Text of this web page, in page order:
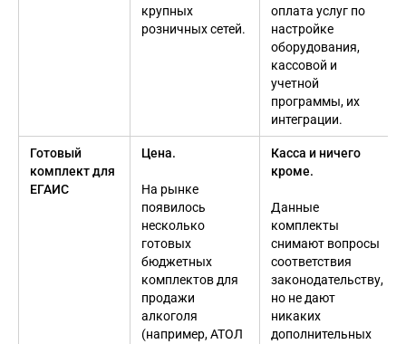
крупных
розничных сетей.
оплата услуг по
настройке
оборудования,
кассовой и
учетной
программы, их
интеграции.
Готовый
комплект для
ЕГАИС
Цена.
На рынке
появилось
несколько
готовых
бюджетных
комплектов для
продажи
алкоголя
(например, АТОЛ
Касса и ничего
кроме.
Данные
комплекты
снимают вопросы
соответствия
законодательству,
но не дают
никаких
дополнительных